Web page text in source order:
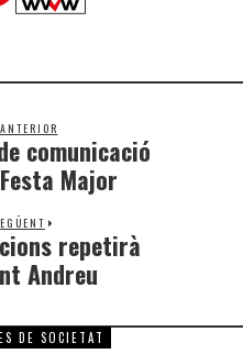
comunicació
Major
repetirà
Andreu
DE SOCIETAT